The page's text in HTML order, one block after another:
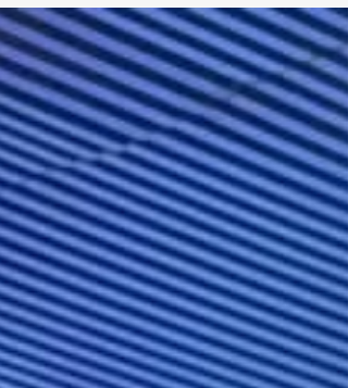
Mundial . Durante la sesión conoció los mejores
paquetes de Brand USA, descubriendo nuevas
opciones y experiencias para promover el turismo
en Estados Unidos , fortaleciendo así su oferta de
viajes para sus clientes. Con el respaldo de
#FraVEO seguimos impulsando la capacitación y
trabajo colaborativo